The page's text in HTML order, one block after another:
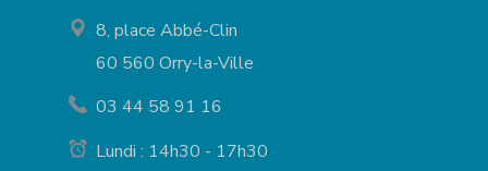
8, place Abbé-Clin
60 560 Orry-la-Ville
03 44 58 91 16
Lundi : 14h30 - 17h30